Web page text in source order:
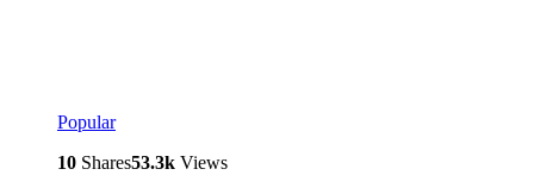
Popular
10 Shares53.3k Views